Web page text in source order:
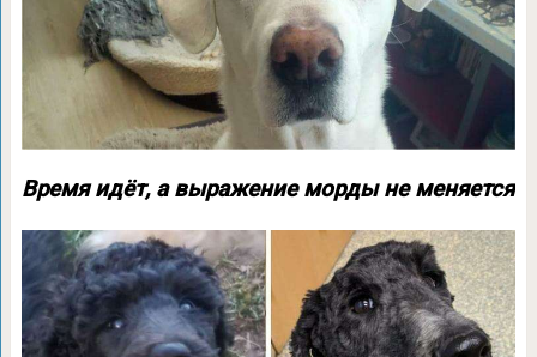
Время идёт, а выражение морды не меняется